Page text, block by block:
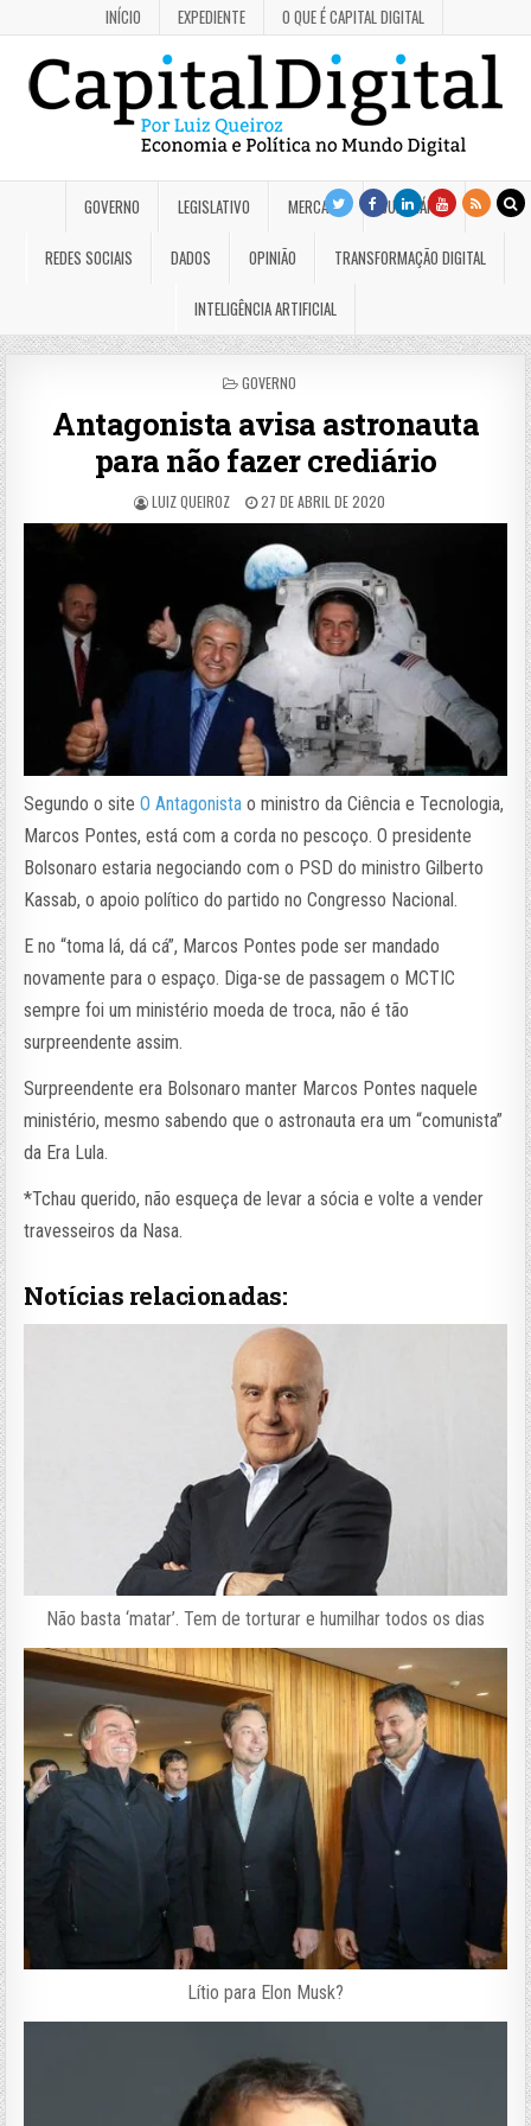
INÍCIO EXPEDIENTE O QUE É CAPITAL DIGITAL
GOVERNO LEGISLATIVO MERCADO JUDICIÁRIO
REDES SOCIAIS DADOS OPINIÃO TRANSFORMAÇÃO DIGITAL
INTELIGÊNCIA ARTIFICIAL
POSTED
GOVERNO
Antagonista avisa astronauta
para não fazer crediário
LUIZ QUEIROZ 27 DE ABRIL DE 2020
Segundo o siteO Antagonista o ministro da Ciência e Tecnologia,
Marcos Pontes, está com a corda no pescoço. O presidente
Bolsonaro estaria negociando com o PSD do ministro Gilberto
Kassab, o apoio político do partido no Congresso Nacional.
E no “toma lá, dá cá”, Marcos Pontes pode ser mandado
novamente para o espaço. Diga-se de passagem o MCTIC
sempre foi um ministério moeda de troca, não é tão
surpreendente assim.
Surpreendente era Bolsonaro manter Marcos Pontes naquele
ministério, mesmo sabendo que o astronauta era um “comunista”
da Era Lula.
*Tchau querido, não esqueça de levar a sócia e volte a vender
travesseiros da Nasa.
Notícias relacionadas:
Não basta ‘matar’. Tem de torturar e humilhar todos os dias
Lítio para Elon Musk?